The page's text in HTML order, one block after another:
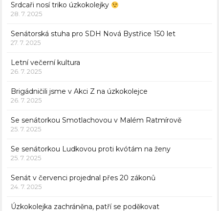
Srdcaři nosí triko úzkokolejky
28. 7. 2025
Senátorská stuha pro SDH Nová Bystřice 150 let
27. 7. 2025
Letní večerní kultura
26. 7. 2025
Brigádničili jsme v Akci Z na úzkokolejce
26. 7. 2025
Se senátorkou Smotlachovou v Malém Ratmírově
25. 7. 2025
Se senátorkou Ludkovou proti kvótám na ženy
25. 7. 2025
Senát v červenci projednal přes 20 zákonů
24. 7. 2025
Úzkokolejka zachráněna, patří se poděkovat